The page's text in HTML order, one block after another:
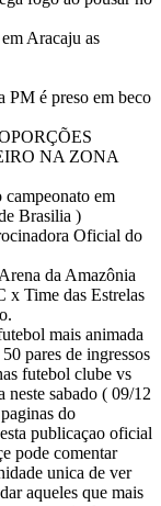
Aracaju as
PM é preso em beco
NA ZONA
em
Brasilia )
Oficial do
da Amazônia
x Time das Estrelas
mais animada
pares de ingressos
futebol clube vs
neste sabado ( 09/12
do
publicaçao oficial
pode comentar
unica de ver
aqueles que mais